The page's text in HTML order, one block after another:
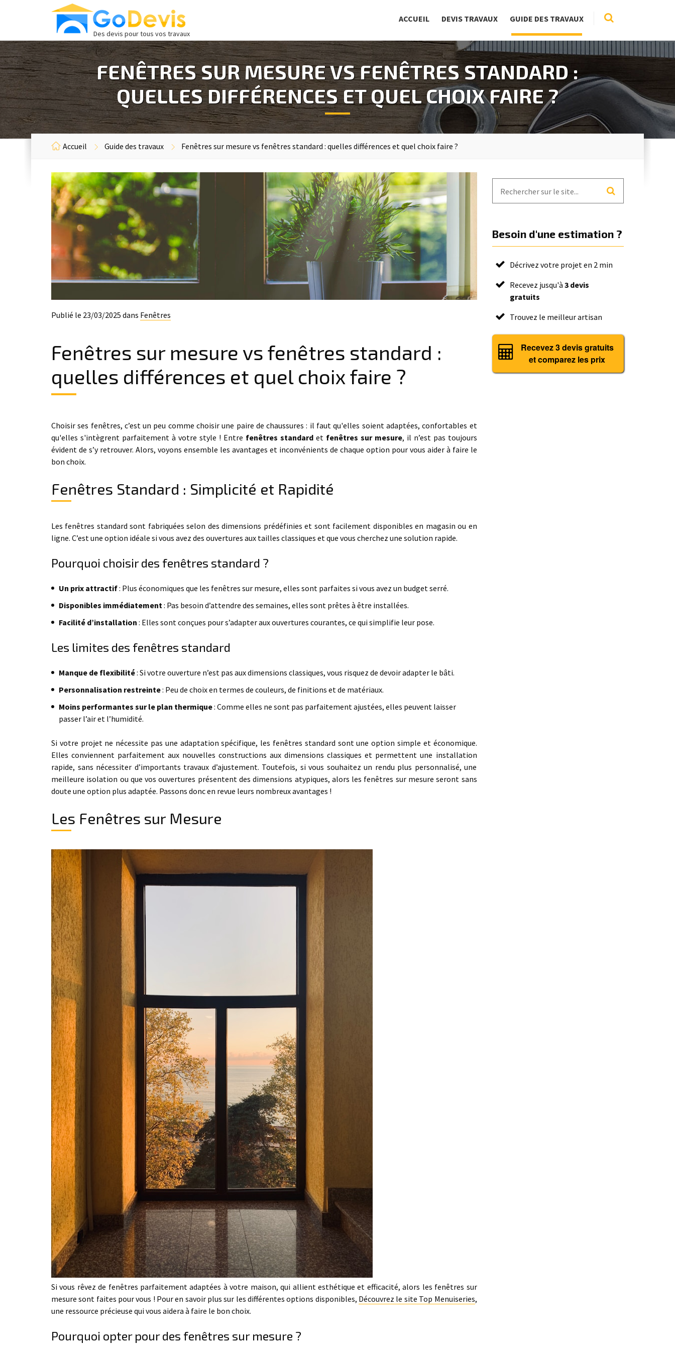
Des devis pour tous vos travaux
ACCUEIL DEVIS TRAVAUX GUIDE DES TRAVAUX
FENÊTRES SUR MESURE VS FENÊTRES STANDARD :
QUELLES DIFFÉRENCES ET QUEL CHOIX FAIRE ?
Accueil Guide des travaux Fenêtres sur mesure vs fenêtres standard : quelles différences et quel choix faire ?
Publié le 23/03/2025 dans Fenêtres
Fenêtres sur mesure vs fenêtres standard :
quelles différences et quel choix faire ?
Choisir ses fenêtres, c’est un peu comme choisir une paire de chaussures : il faut qu'elles soient adaptées, confortables et
qu'elles s'intègrent parfaitement à votre style ! Entre fenêtres standardet fenêtres sur mesure, il n’est pas toujours
évident de s’y retrouver. Alors, voyons ensemble les avantages et inconvénients de chaque option pour vous aider à faire le
bon choix.
Fenêtres Standard : Simplicité et Rapidité
Les fenêtres standard sont fabriquées selon des dimensions prédéfinies et sont facilement disponibles en magasin ou en
ligne. C’est une option idéale si vous avez des ouvertures aux tailles classiques et que vous cherchez une solution rapide.
Pourquoi choisir des fenêtres standard ?
Un prix attractif: Plus économiques que les fenêtres sur mesure, elles sont parfaites si vous avez un budget serré.
Disponibles immédiatement: Pas besoin d’attendre des semaines, elles sont prêtes à être installées.
Facilité d’installation : Elles sont conçues pour s’adapter aux ouvertures courantes, ce qui simplifie leur pose.
Les limites des fenêtres standard
Manque de flexibilité: Si votre ouverture n’est pas aux dimensions classiques, vous risquez de devoir adapter le bâti.
Personnalisation restreinte: Peu de choix en termes de couleurs, de finitions et de matériaux.
Moins performantes sur le plan thermique: Comme elles ne sont pas parfaitement ajustées, elles peuvent laisser
passer l’air et l’humidité.
Si votre projet ne nécessite pas une adaptation spécifique, les fenêtres standard sont une option simple et économique.
Elles conviennent parfaitement aux nouvelles constructions aux dimensions classiques et permettent une installation
rapide, sans nécessiter d’importants travaux d’ajustement. Toutefois, si vous souhaitez un rendu plus personnalisé, une
meilleure isolation ou que vos ouvertures présentent des dimensions atypiques, alors les fenêtres sur mesure seront sans
doute une option plus adaptée. Passons donc en revue leurs nombreux avantages !
Les Fenêtres sur Mesure
Si vous rêvez de fenêtres parfaitement adaptées à votre maison, qui allient esthétique et efficacité, alors les fenêtres sur
mesure sont faites pour vous ! Pour en savoir plus sur les différentes options disponibles, Découvrez le site Top Menuiseries,
une ressource précieuse qui vous aidera à faire le bon choix.
Pourquoi opter pour des fenêtres sur mesure ?
Besoin d'une estimation ?
Décrivez votre projet en 2 min
Recevez jusqu'à 3 devis
gratuits
Trouvez le meilleur artisan
Recevez 3 devis gratuits
et comparez les prix